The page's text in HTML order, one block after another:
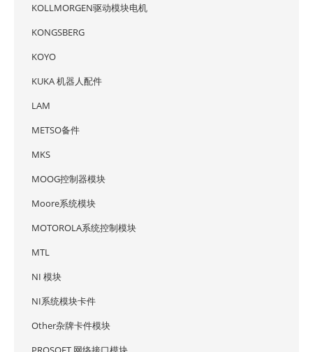
KOLLMORGEN驱动模块电机
KONGSBERG
KOYO
KUKA 机器人配件
LAM
METSO备件
MKS
MOOG控制器模块
Moore系统模块
MOTOROLA系统控制模块
MTL
NI 模块
NI系统模块卡件
Other杂牌卡件模块